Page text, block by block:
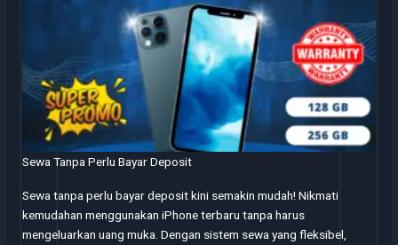
Sewa Tanpa Perlu Bayar Deposit
Sewa tanpa perlu bayar deposit kini semakin mudah! Nikmati
kemudahan menggunakan iPhone terbaru tanpa harus
mengeluarkan uang muka. Dengan sistem sewa yang fleksibel,